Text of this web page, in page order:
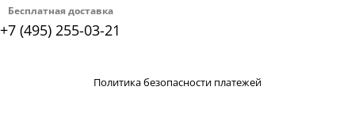
Бесплатная доставка
+7 (495) 255-03-21
Политика безопасности платежей